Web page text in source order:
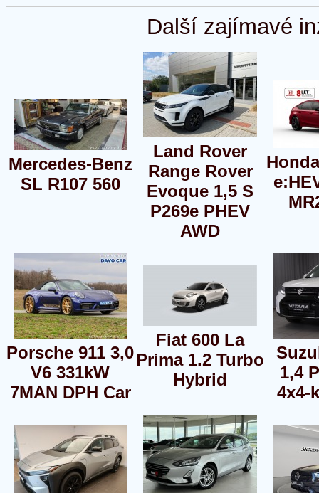
Další zajímavé
Mercedes-Benz
SL R107 560
Land Rover
Range Rover
Evoque 1,5 S
P269e PHEV
AWD
Porsche 911 3,0
V6 331kW
7MAN DPH Car
Fiat 600 La
Prima 1.2 Turbo
Hybrid
1,4
4x4-